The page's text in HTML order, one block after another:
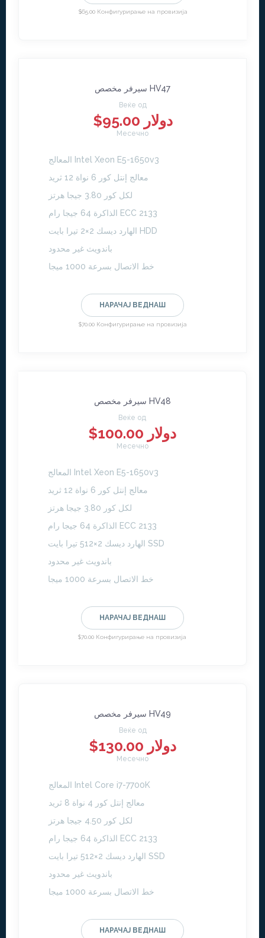
$65.00 Конфигурирање на провизија
سيرفر مخصص HV47
Веќе од
$95.00 دولار
Месечно
المعالج Intel Xeon E5-1650v3
معالج إنتل كور 6 نواة 12 ثريد
لكل كور 3.80 جيجا هرتز
الذاكرة 64 جيجا رام ECC 2133
الهارد ديسك 2×2 تيرا بايت HDD
باندويث غير محدود
خط الاتصال بسرعة 1000 ميجا
НАРАЧАЈ ВЕДНАШ
$70.00 Конфигурирање на провизија
سيرفر مخصص HV48
Веќе од
$100.00 دولار
Месечно
المعالج Intel Xeon E5-1650v3
معالج إنتل كور 6 نواة 12 ثريد
لكل كور 3.80 جيجا هرتز
الذاكرة 64 جيجا رام ECC 2133
الهارد ديسك 2×512 تيرا بايت SSD
باندويث غير محدود
خط الاتصال بسرعة 1000 ميجا
НАРАЧАЈ ВЕДНАШ
$70.00 Конфигурирање на провизија
سيرفر مخصص HV49
Веќе од
$130.00 دولار
Месечно
المعالج Intel Core i7-7700K
معالج إنتل كور 4 نواة 8 ثريد
لكل كور 4.50 جيجا هرتز
الذاكرة 64 جيجا رام ECC 2133
الهارد ديسك 2×512 تيرا بايت SSD
باندويث غير محدود
خط الاتصال بسرعة 1000 ميجا
НАРАЧАЈ ВЕДНАШ